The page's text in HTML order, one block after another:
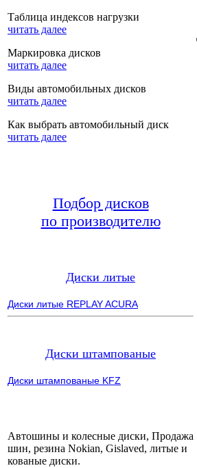
Таблица индексов нагрузки
читать далее
Маркировка дисков
читать далее
Виды автомобильных дисков
читать далее
Как выбрать автомобильный диск
читать далее
Подбор дисков
по производителю
Диски литые
Диски литые REPLAY ACURA
Диски штампованые
Диски штампованые KFZ
Автошины и колесные диски, Продажа
шин, резина Nokian, Gislaved, литые и
кованые диски.